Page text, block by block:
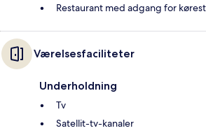
Restaurant med adgang for
Værelsesfaciliteter
Underholdning
Tv
Satellit-tv-kanaler